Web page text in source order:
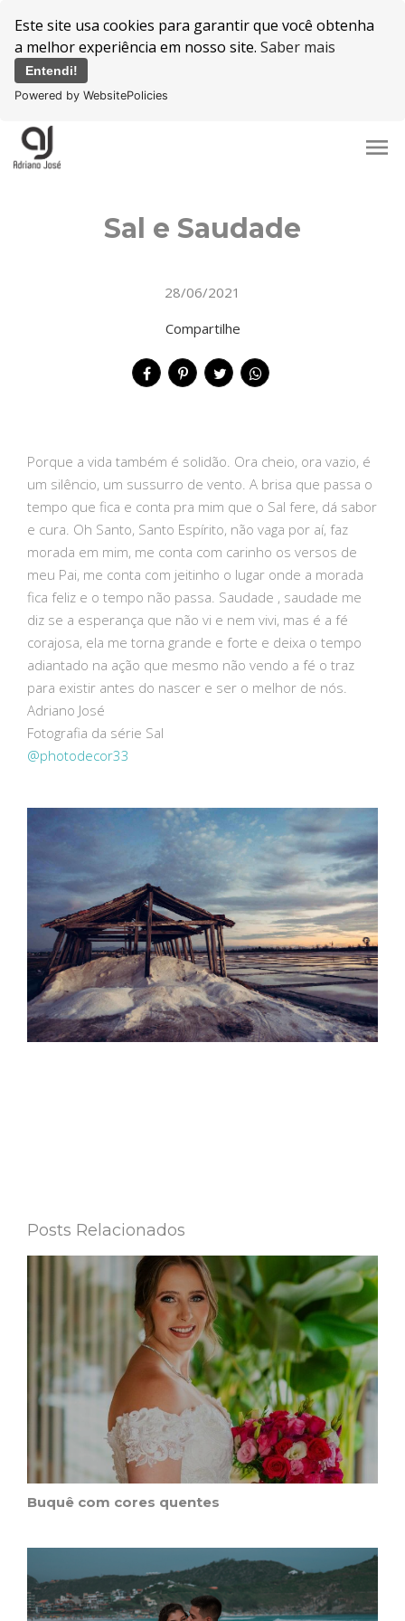
Este site usa cookies para garantir que você obtenha
a melhor experiência em nosso site. Saber mais
Entendi!
Powered by WebsitePolicies
menu
Sal e Saudade
28/06/2021
Compartilhe
Porque a vida também é solidão. Ora cheio, ora vazio, é
um silêncio, um sussurro de vento. A brisa que passa o
tempo que fica e conta pra mim que o Sal fere, dá sabor
e cura. Oh Santo, Santo Espírito, não vaga por aí, faz
morada em mim, me conta com carinho os versos de
meu Pai, me conta com jeitinho o lugar onde a morada
fica feliz e o tempo não passa. Saudade , saudade me
diz se a esperança que não vi e nem vivi, mas é a fé
corajosa, ela me torna grande e forte e deixa o tempo
adiantado na ação que mesmo não vendo a fé o traz
para existir antes do nascer e ser o melhor de nós.
Adriano José
Fotografia da série Sal
@photodecor33
Posts Relacionados
Buquê com cores quentes